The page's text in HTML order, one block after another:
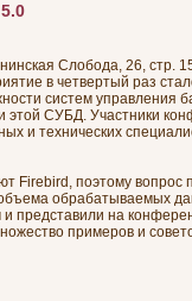
Слобода, 26, стр.
в четвертый раз
систем управления
этой СУБД. Участники
и технических
Firebird, поэтому вопрос
обрабатываемых
представили на
примеров и